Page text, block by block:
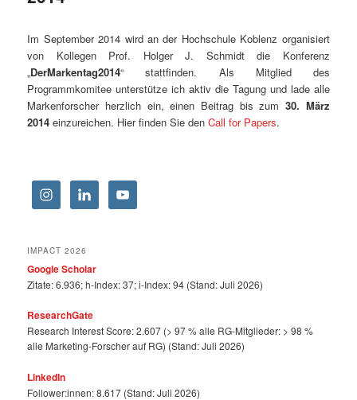
Im September 2014 wird an der Hochschule Koblenz organisiert
von Kollegen Prof. Holger J. Schmidt die Konferenz
„DerMarkentag2014“ stattfinden. Als Mitglied des
Programmkomitee unterstütze ich aktiv die Tagung und lade alle
Markenforscher herzlich ein, einen Beitrag bis zum30. März
2014 einzureichen. Hier finden Sie denCall for Papers.
IMPACT 2026
Google Scholar
Zitate: 6.936; h-Index: 37; i-Index: 94 (Stand: Juli 2026)
ResearchGate
Research Interest Score: 2.607 (> 97 % alle RG-Mitglieder: > 98 %
alle Marketing-Forscher auf RG) (Stand: Juli 2026)
LinkedIn
Follower:innen: 8.617 (Stand: Juli 2026)